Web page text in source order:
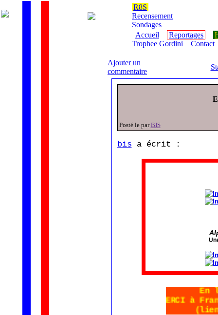
R8S
Recensement
Sondages
Accueil
Reportages
Trophee Gordini
Contact
Ajouter un
commentaire
Posté le parBIS
bis a écrit :
MERCI à